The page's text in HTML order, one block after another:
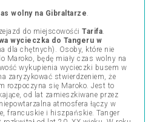
wolny na Gibraltarze.
do miejscowośći Tarifa.
wycieczka do Tangeru w
dla chętnych). Osoby, które nie
Maroko, będę miały czas wolny na
wykupienia wycieczki busem w
zaryzykować stwierdzeniem, że
rozpoczyna się Maroko. Jest to
od lat zamieszkiwane przez
atmosfera łączy w
francuskie i hiszpańskie. Tanger